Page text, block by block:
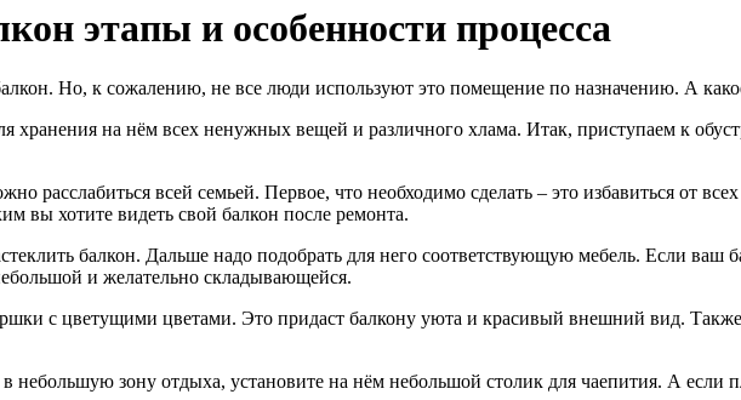
этапы и особенности процесса
Но, к сожалению, не все люди используют это помещение по назначению. А
хранения на нём всех ненужных вещей и различного хлама. Итак, приступаем к
расслабиться всей семьей. Первое, что необходимо сделать – это избавиться от
вы хотите видеть свой балкон после ремонта.
балкон. Дальше надо подобрать для него соответствующую мебель. Если ваш
и желательно складывающейся.
с цветущими цветами. Это придаст балкону уюта и красивый внешний вид.
небольшую зону отдыха, установите на нём небольшой столик для чаепития. А если